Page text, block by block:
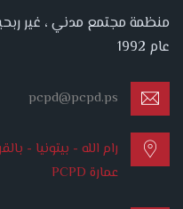
منظمة مجتمع مدني ، غير
عام 1992
pcpd@pcpd.ps
رام الله - بيتونيا -
عمارة PCPD